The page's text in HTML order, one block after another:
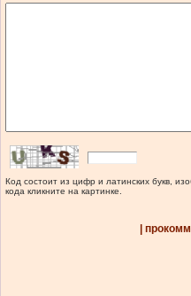
Код состоит из цифр и латинских букв,
кода кликните на картинке.
|